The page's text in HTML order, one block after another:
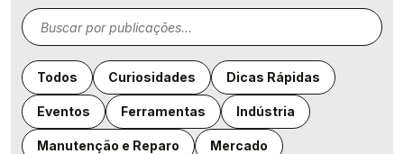
Todos Curiosidades Dicas Rápidas
Eventos Ferramentas Indústria
Manutenção e Reparo Mercado